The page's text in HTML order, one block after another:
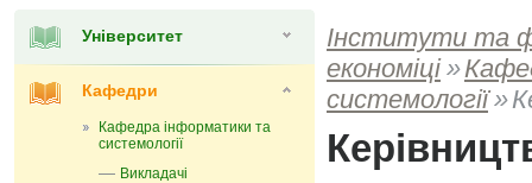
Університет
Кафедри
Кафедра інформатики та
системології
Викладачі
Інститути та
економіці »
системології »